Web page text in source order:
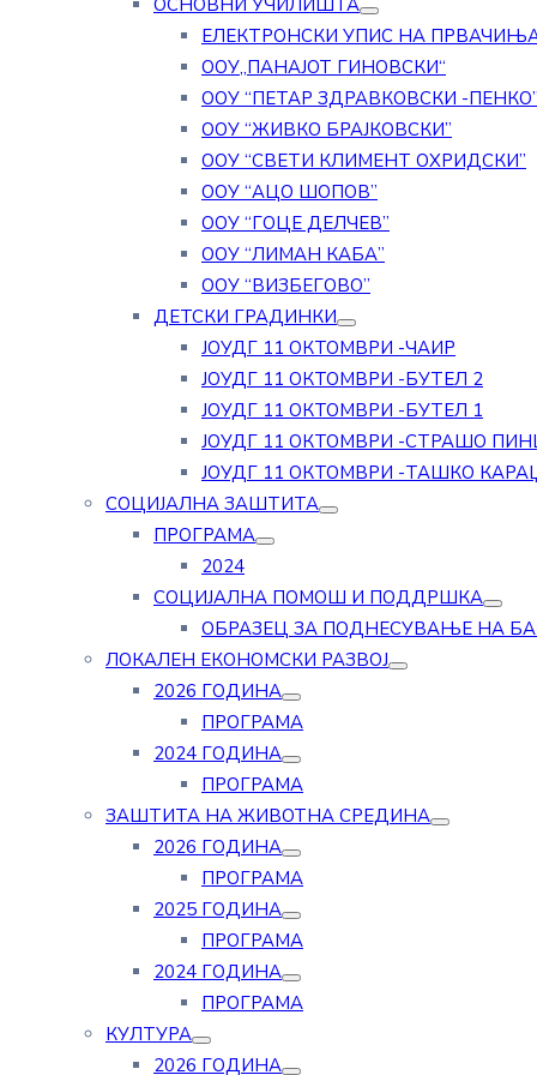
ОСНОВНИ УЧИЛИШТА
ЕЛЕКТРОНСКИ УПИС НА
ООУ„ПАНАЈОТ ГИНОВСКИ“
ООУ “ПЕТАР ЗДРАВКОВСКИ -ПЕНКО”
ООУ “ЖИВКО БРАЈКОВСКИ”
ООУ “СВЕТИ КЛИМЕНТ ОХРИДСКИ”
ООУ “АЦО ШОПОВ”
ООУ “ГОЦЕ ДЕЛЧЕВ”
ООУ “ЛИМАН КАБА”
ООУ “ВИЗБЕГОВО”
ДЕТСКИ ГРАДИНКИ
ЈОУДГ 11 ОКТОМВРИ -ЧАИР
ЈОУДГ 11 ОКТОМВРИ -БУТЕЛ 2
ЈОУДГ 11 ОКТОМВРИ -БУТЕЛ 1
ЈОУДГ 11 ОКТОМВРИ -СТРАШО
ЈОУДГ 11 ОКТОМВРИ -ТАШКО
СОЦИЈАЛНА ЗАШТИТА
ПРОГРАМА
2024
СОЦИЈАЛНА ПОМОШ И ПОДДРШКА
ОБРАЗЕЦ ЗА ПОДНЕСУВАЊЕ НА
ЛОКАЛЕН ЕКОНОМСКИ РАЗВОЈ
2026 ГОДИНА
ПРОГРАМА
2024 ГОДИНА
ПРОГРАМА
ЗАШТИТА НА ЖИВОТНА СРЕДИНА
2026 ГОДИНА
ПРОГРАМА
2025 ГОДИНА
ПРОГРАМА
2024 ГОДИНА
ПРОГРАМА
КУЛТУРА
2026 ГОДИНА